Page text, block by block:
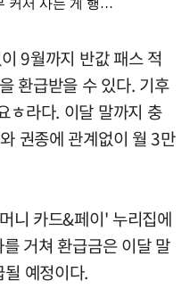
9월까지 반값 패스 적
환급받을 수 있다. 기후
ㅎ라다. 이달 말까지 충
권종에 관계없이 월 3만
니 카드&페이' 누리집에
거쳐 환급금은 이달 말
예정이다.